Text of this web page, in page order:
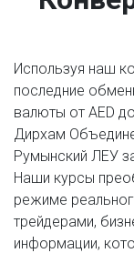
Используя наш
последние
валюты от AED
Дирхам
Румынский ЛЕУ
Наши курсы
режиме
трейдерами,
информации,